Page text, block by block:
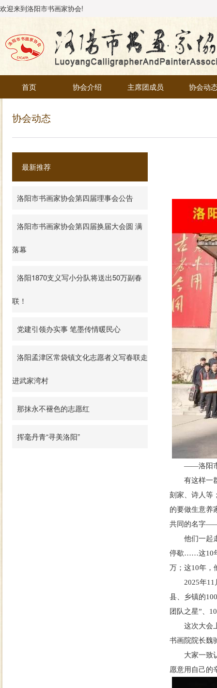
欢迎来到洛阳市书画家协会!
首页 协会介绍 主席团成员 协会动
协会动态
最新推荐
洛阳市书画家协会第四届理事会公告
洛阳市书画家协会第四届换届大会圆 满
落幕
洛阳1870支义写小分队将送出50万副春
联！
党建引领办实事 笔墨传情暖民心
洛阳孟津区常袋镇文化志愿者义写春联走
进武家湾村
那抹永不褪色的志愿红
挥毫丹青“寻美洛阳”
——洛阳市志
有这样一群
刻家、诗人等
的要做生意养
共同的名字
他们一起走
停歇……这10
万；这10年
2025年11月
县、乡镇的
团队之星”、
这次大会上
书画院院长魏
大家一致认
愿意用自己的